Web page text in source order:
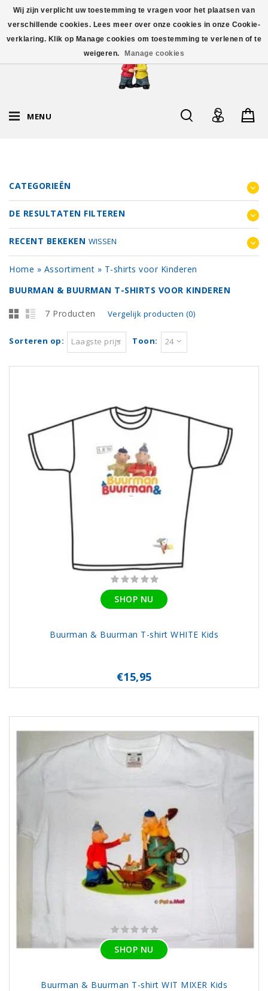
MENU
CATEGORIEËN
DE RESULTATEN FILTEREN
RECENT BEKEKEN WISSEN
Home » Assortiment » T-shirts voor Kinderen
BUURMAN & BUURMAN T-SHIRTS VOOR KINDEREN
7 Producten Vergelijk producten (0)
Sorteren op: Laagste prijs Toon: 24
SHOP NU
Buurman & Buurman T-shirt WHITE Kids
€15,95
SHOP NU
Buurman & Buurman T-shirt WIT MIXER Kids
Wij zijn verplicht uw toestemming te vragen voor het plaatsen van
verschillende cookies. Lees meer over onze cookies in onze Cookie-
verklaring. Klik op Manage cookies om toestemming te verlenen of te
weigeren.
Manage cookies